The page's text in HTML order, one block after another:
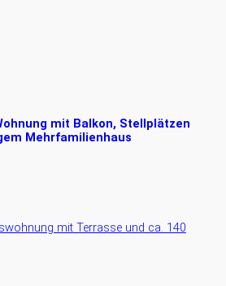
mit Balkon, Stellplätzen
Mehrfamilienhaus